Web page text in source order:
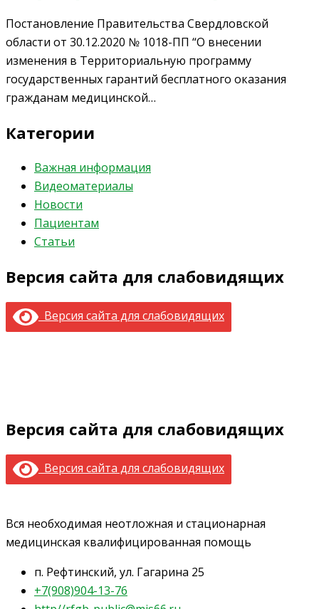
Постановление Правительства Свердловской
области от 30.12.2020 № 1018-ПП “О внесении
изменения в Территориальную программу
государственных гарантий бесплатного оказания
гражданам медицинской…
Категории
Важная информация
Видеоматериалы
Новости
Пациентам
Статьи
Версия сайта для слабовидящих
Версия сайта для слабовидящих
Версия сайта для слабовидящих
Версия сайта для слабовидящих
Вся необходимая неотложная и стационарная
медицинская квалифицированная помощь
п. Рефтинский, ул. Гагарина 25
+7(908)904-13-76